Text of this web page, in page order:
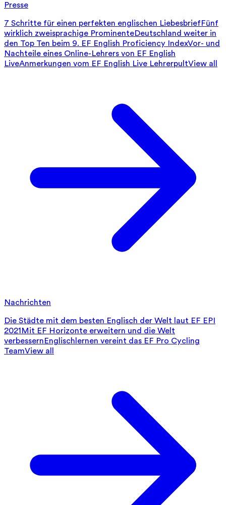
Presse
7 Schritte für einen perfekten englischen LiebesbriefFünf
wirklich zweisprachige ProminenteDeutschland weiter in
den Top Ten beim 9. EF English Proficiency IndexVor- und
Nachteile eines Online-Lehrers von EF English
LiveAnmerkungen vom EF English Live LehrerpultView all
Nachrichten
Die Städte mit dem besten Englisch der Welt laut EF EPI
2021Mit EF Horizonte erweitern und die Welt
verbessernEnglischlernen vereint das EF Pro Cycling
TeamView all